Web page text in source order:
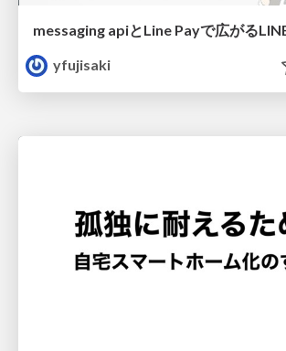
messaging apiとLine Payで広がる
yfujisaki